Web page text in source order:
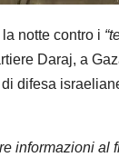
notte contro i
Daraj, a
difesa
informazioni